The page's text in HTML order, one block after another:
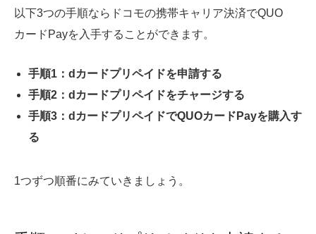
以下3つの手順ならドコモの携帯キャリア決済でQUO
カードPayを入手することができます。
手順1：dカードプリペイドを申請する
手順2：dカードプリペイドをチャージする
手順3：dカードプリペイドでQUOカードPayを購入す
る
1つずつ順番にみていきましょう。